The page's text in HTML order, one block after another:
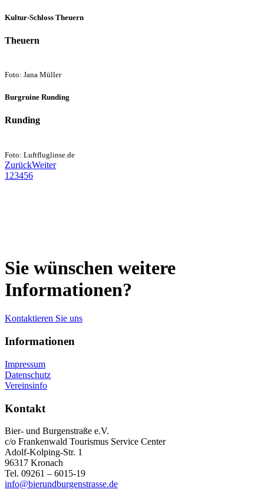
Kultur-Schloss Theuern
Theuern
Foto: Jana Müller
Burgruine Runding
Runding
Foto: Luftfluglinse.de
ZurückWeiter
1 23456
Sie wünschen weitere
Informationen?
Kontaktieren Sie uns
Informationen
Impressum
Datenschutz
Vereinsinfo
Kontakt
Bier- und Burgenstraße e.V.
c/o Frankenwald Tourismus Service Center
Adolf-Kolping-Str. 1
96317 Kronach
Tel. 09261 – 6015-19
info@bierundburgenstrasse.de